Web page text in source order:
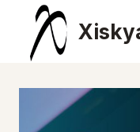
Saltar
contenido